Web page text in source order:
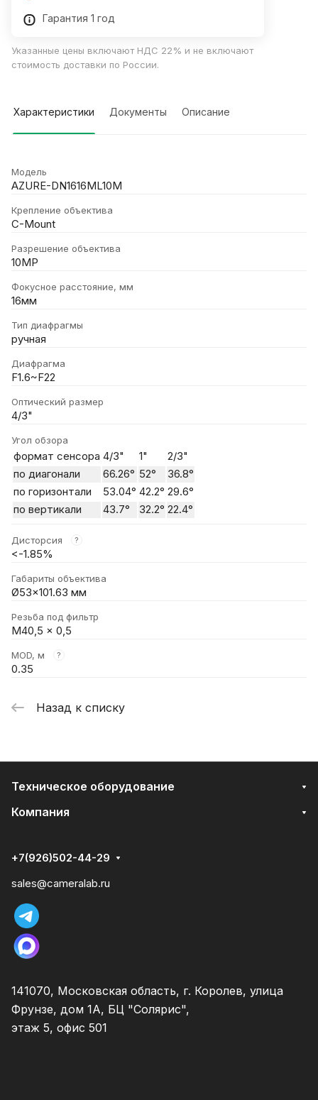
Гарантия 1 год
Указанные цены включают НДС 22% и не включают
стоимость доставки по России.
Характеристики Документы Описание
Модель
AZURE-DN1616ML10M
Крепление объектива
C-Mount
Разрешение объектива
10MP
Фокусное расстояние, мм
16мм
Тип диафрагмы
ручная
Диафрагма
F1.6~F22
Оптический размер
4/3"
Угол обзора
формат сенсора 4/3" 1"
2/3"
по диагонали
66.26° 52°
36.8°
по горизонтали
53.04° 42.2° 29.6°
по вертикали
43.7° 32.2° 22.4°
Дисторсия ?
<-1.85%
Габариты объектива
Ø53×101.63 мм
Резьба под фильтр
M40,5 x 0,5
MOD, м ?
0.35
Назад к списку
Техническое оборудование
Компания
+7(926)502-44-29
sales@cameralab.ru
141070, Московская область, г. Королев, улица
Фрунзе, дом 1А, БЦ "Солярис",
этаж 5, офис 501